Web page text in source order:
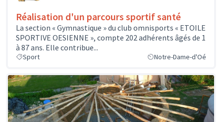
Réalisation d'un parcours sportif santé
La section « Gymnastique » du club omnisports « ETOILE
SPORTIVE OESIENNE », compte 202 adhérents âgés de 1
à 87 ans. Elle contribue...
Sport Notre-Dame-d'Oé